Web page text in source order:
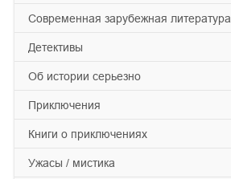
современная зарубежная литература
детективы
об истории серьезно
приключения
книги о приключениях
ужасы / мистика